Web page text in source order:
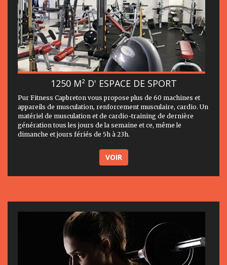
1250 M² D' ESPACE DE SPORT
Pur Fitness Capbreton vous propose plus de 60 machines et
appareils de musculation, renforcement musculaire, cardio. Un
matériel de musculation et de cardio-training de dernière
génération tous les jours de la semaine et ce, même le
dimanche et jours fériés de 5h à 23h.
VOIR